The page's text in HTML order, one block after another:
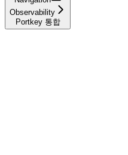
Observability
Portkey 통합